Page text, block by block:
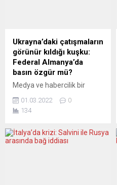
5’incisi Karlsruhe
Başkonsolosluğu görev
bölgesindeki Bad Herrenalb
şehrinde, Milli Eğitim
Bakanlığı Avrupa Birliği...
Ukrayna’daki çatışmaların
görünür kıldığı kuşku:
Federal Almanya’da
basın özgür mü?
Medya ve habercilik bir
ülkede demokrasi olmasının
bazı temel şartları vardır ve
önemlilerinden biri basın
özgürlüğüdür. Basın öyle
01.03.2022
0
134